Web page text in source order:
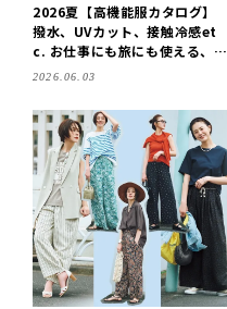
2026夏【高機能服カタログ】
撥水、UVカット、接触冷感et
c. お仕事にも旅にも使える、お
しゃれなアイテムを厳選
2026.06.03